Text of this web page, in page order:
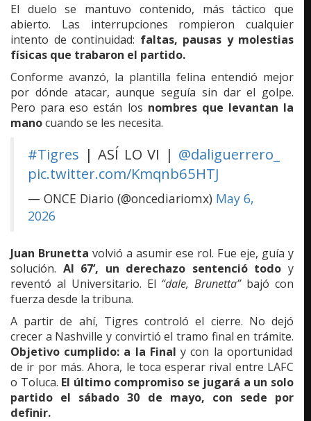
El duelo se mantuvo contenido, más táctico que
abierto. Las interrupciones rompieron cualquier
intento de continuidad: faltas, pausas y molestias
físicas que trabaron el partido.
Conforme avanzó, la plantilla felina entendió mejor
por dónde atacar, aunque seguía sin dar el golpe.
Pero para eso están los nombres que levantan la
manocuando se les necesita.
#Tigres | ASÍ LO VI | @daliguerrero_
pic.twitter.com/Kmqnb65HTJ
— ONCE Diario (@oncediariomx) May 6,
2026
Juan Brunetta volvió a asumir ese rol. Fue eje, guía y
solución. Al 67’, un derechazo sentenció todo y
reventó al Universitario. El “dale, Brunetta”bajó con
fuerza desde la tribuna.
A partir de ahí, Tigres controló el cierre. No dejó
crecer a Nashville y convirtió el tramo final en trámite.
Objetivo cumplido: a la Final y con la oportunidad
de ir por más. Ahora, le toca esperar rival entre LAFC
o Toluca. El último compromiso se jugará a un solo
partido el sábado 30 de mayo, con sede por
definir.